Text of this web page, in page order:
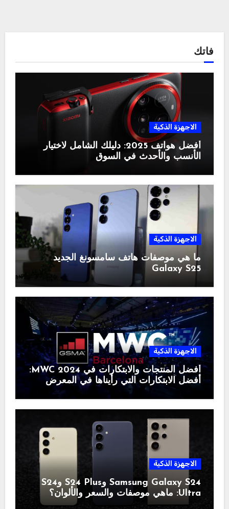
فاتك
الاجهزة الذكية
أفضل هواتف 2025: دليلك الشامل لاختيار
الأنسب والأحدث في السوق
الاجهزة الذكية
ما هي موصفات هاتف سامسونغ الجديد
Galaxy S25
الاجهزة الذكية
أفضل المنتجات والابتكارات في MWC 2024:
أفضل الابتكارات التي رأيناها في المعرض
الاجهزة الذكية
Samsung Galaxy S24 وS24 Plus وS24
Ultra: ماهي موصفات والسعر والألوان؟